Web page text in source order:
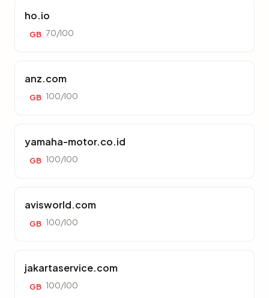
ho.io
GB 70/100
anz.com
GB 100/100
yamaha-motor.co.id
GB 100/100
avisworld.com
GB 100/100
jakartaservice.com
GB 100/100